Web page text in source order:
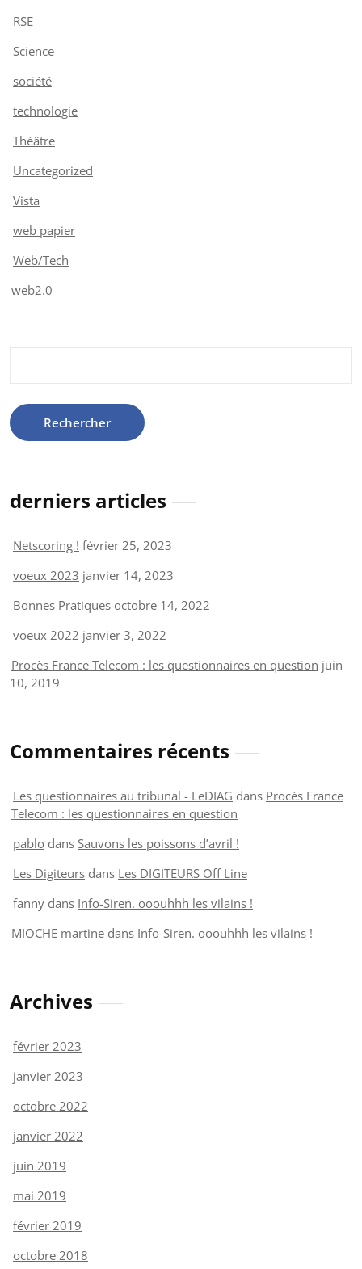
RSE
Science
société
technologie
Théâtre
Uncategorized
Vista
web papier
Web/Tech
web2.0
derniers articles
Netscoring ! février 25, 2023
voeux 2023 janvier 14, 2023
Bonnes Pratiques octobre 14, 2022
voeux 2022 janvier 3, 2022
Procès France Telecom : les questionnaires en question juin
10, 2019
Commentaires récents
Les questionnaires au tribunal - LeDIAG dans Procès France
Telecom : les questionnaires en question
pablo dans Sauvons les poissons d’avril !
Les Digiteurs dans Les DIGITEURS Off Line
fanny dans Info-Siren. ooouhhh les vilains !
MIOCHE martine dans Info-Siren. ooouhhh les vilains !
Archives
février 2023
janvier 2023
octobre 2022
janvier 2022
juin 2019
mai 2019
février 2019
octobre 2018